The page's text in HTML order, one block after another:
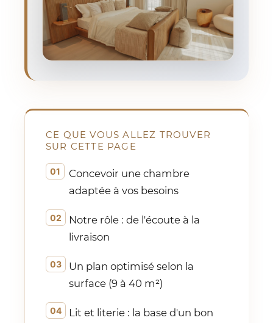
CE QUE VOUS ALLEZ TROUVER
SUR CETTE PAGE
Concevoir une chambre
adaptée à vos besoins
Notre rôle : de l'écoute à la
livraison
Un plan optimisé selon la
surface (9 à 40 m²)
Lit et literie : la base d'un bon